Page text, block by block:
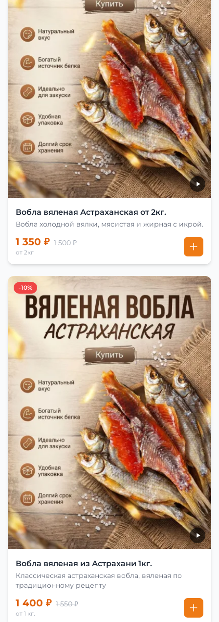
Вобла вяленая Астраханская от 2кг.
Вобла холодной вялки, мясистая и жирная с икрой.
1 350 ₽ 1 500 ₽
от 2кг
-10%
Вобла вяленая из Астрахани 1кг.
Классическая астраханская вобла, вяленая по
традиционному рецепту
1 400 ₽ 1 550 ₽
от 1 кг.